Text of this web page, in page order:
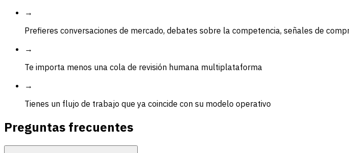
→
Prefieres conversaciones de mercado, debates sobre la competencia, señales de
→
Te importa menos una cola de revisión humana multiplataforma
→
Tienes un flujo de trabajo que ya coincide con su modelo operativo
Preguntas frecuentes